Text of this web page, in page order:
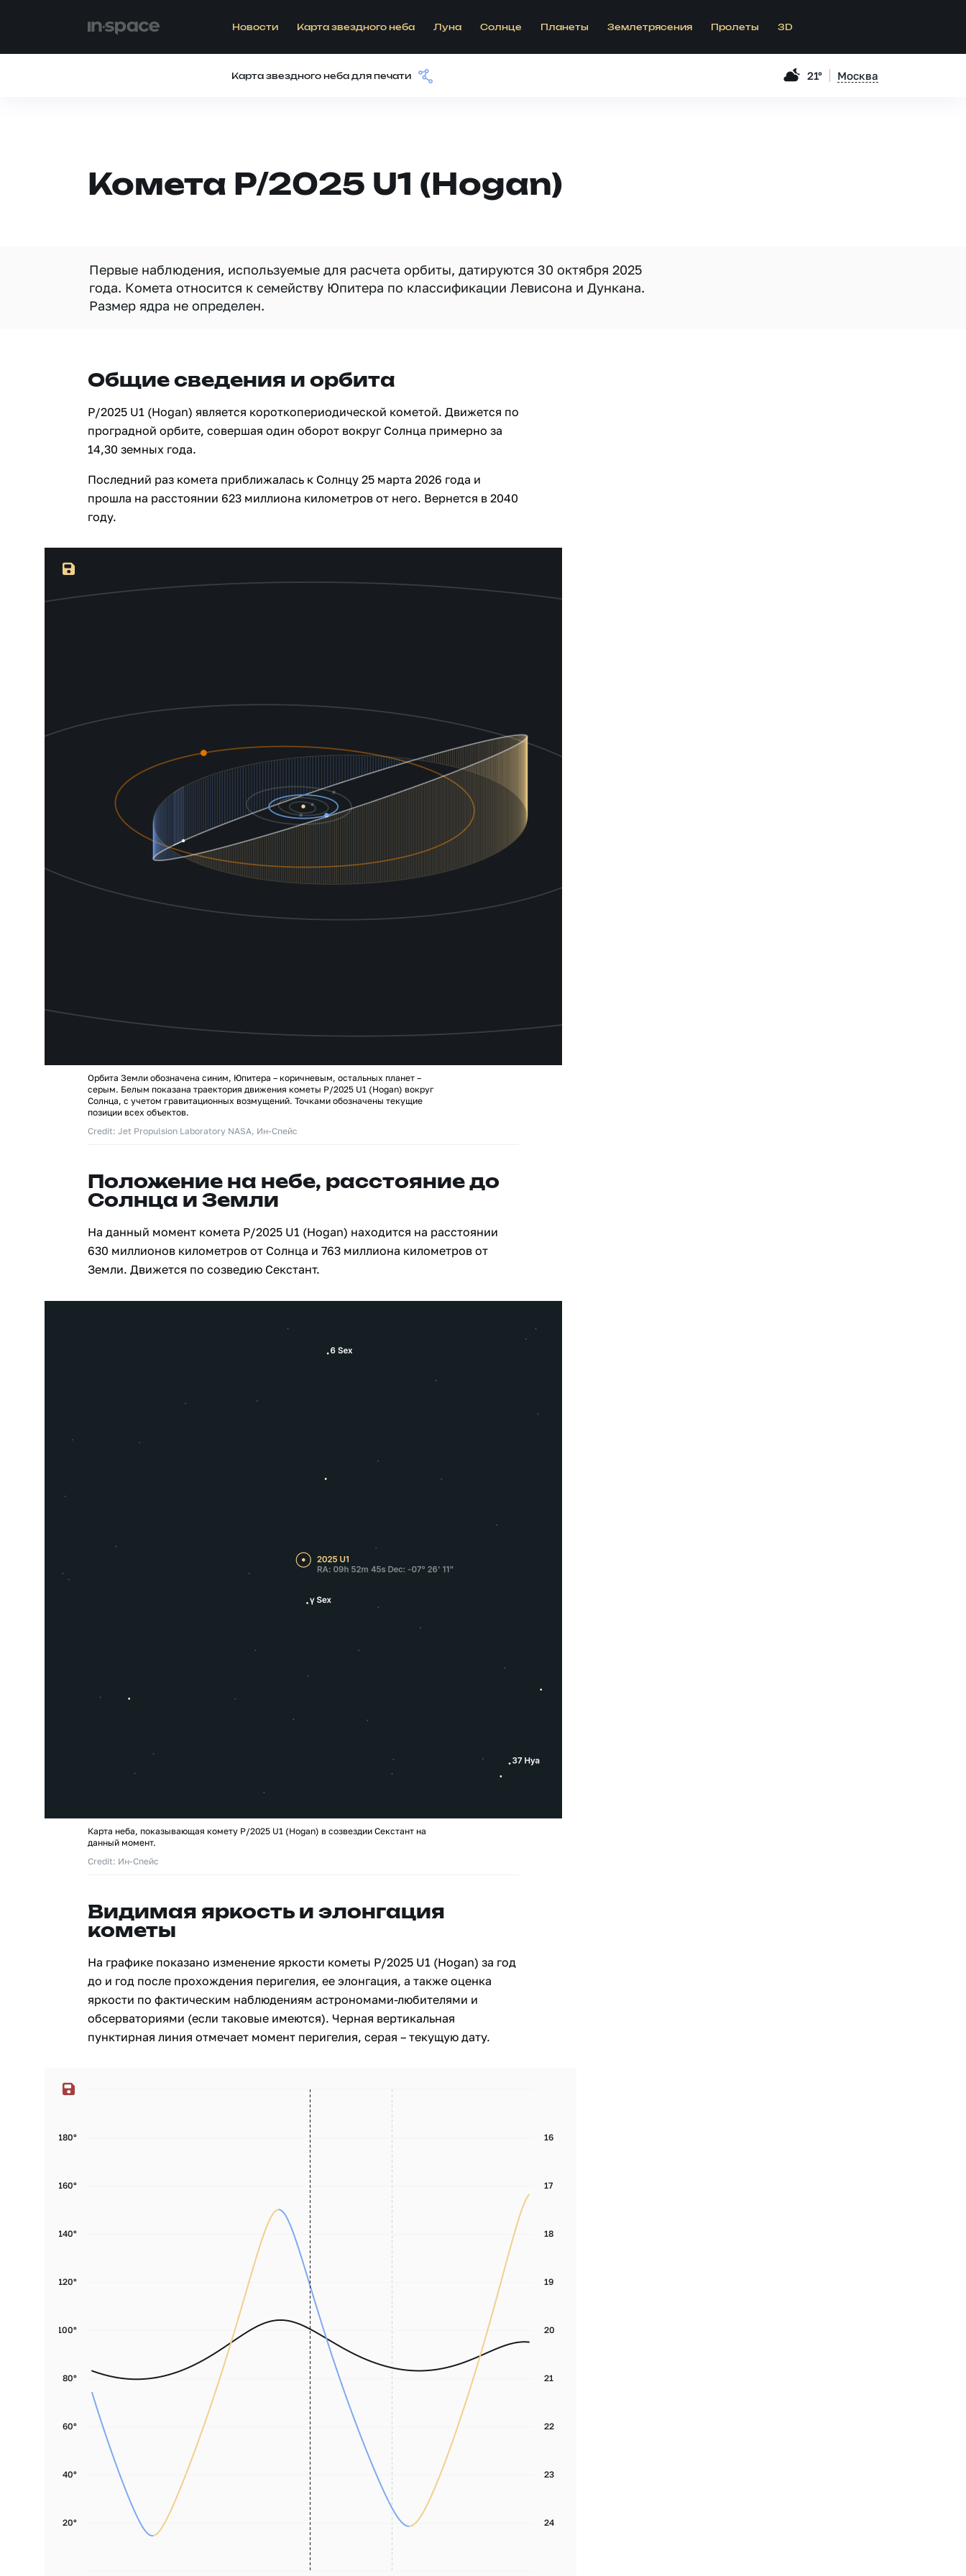
Новости Карта звездного неба Луна Солнце Планеты Землетрясения Пролеты 3D
Карта звездного неба для печати 21° Москва
Комета P/2025 U1 (Hogan)
Первые наблюдения, используемые для расчета орбиты, датируются 30 октября 2025
года. Комета относится к семейству Юпитера по классификации Левисона и Дункана.
Размер ядра не определен.
Общие сведения и орбита
P/2025 U1 (Hogan) является короткопериодической кометой. Движется по
проградной орбите, совершая один оборот вокруг Солнца примерно за
14,30 земных года.
Последний раз комета приближалась к Солнцу 25 марта 2026 года и
прошла на расстоянии 623 миллиона километров от него. Вернется в 2040
году.
Орбита Земли обозначена синим, Юпитера – коричневым, остальных планет –
серым. Белым показана траектория движения кометы P/2025 U1 (Hogan) вокруг
Солнца, с учетом гравитационных возмущений. Точками обозначены текущие
позиции всех объектов.
Credit: Jet Propulsion Laboratory NASA, Ин-Спейс
Положение на небе, расстояние до
Солнца и Земли
На данный момент комета P/2025 U1 (Hogan) находится на расстоянии
630 миллионов километров от Солнца и 763 миллиона километров от
Земли. Движется по созведию Секстант.
Карта неба, показывающая комету P/2025 U1 (Hogan) в созвездии Секстант на
данный момент.
Credit: Ин-Спейс
Видимая яркость и элонгация
кометы
На графике показано изменение яркости кометы P/2025 U1 (Hogan) за год
до и год после прохождения перигелия, ее элонгация, а также оценка
яркости по фактическим наблюдениям астрономами-любителями и
обсерваториями (если таковые имеются). Черная вертикальная
пунктирная линия отмечает момент перигелия, серая – текущую дату.
16
17
18
19
20
21
22
23
24
20°
40°
60°
80°
100°
120°
140°
160°
180°